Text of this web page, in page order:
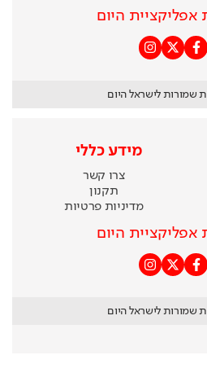
אפליקציית היום
שמורות לישראל היום
מידע כללי
צרו קשר
תקנון
מדיניות פרטיות
אפליקציית היום
שמורות לישראל היום